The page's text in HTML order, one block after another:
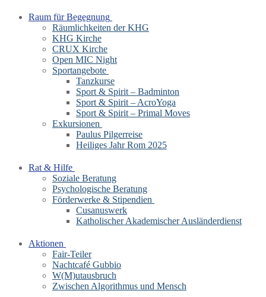
Raum für Begegnung
Räumlichkeiten der KHG
KHG Kirche
CRUX Kirche
Open MIC Night
Sportangebote
Tanzkurse
Sport & Spirit – Badminton
Sport & Spirit – AcroYoga
Sport & Spirit – Primal Moves
Exkursionen
Paulus Pilgerreise
Heiliges Jahr Rom 2025
Rat & Hilfe
Soziale Beratung
Psychologische Beratung
Förderwerke & Stipendien
Cusanuswerk
Katholischer Akademischer Ausländerdienst
Aktionen
Fair-Teiler
Nachtcafé Gubbio
W(M)utausbruch
Zwischen Algorithmus und Mensch